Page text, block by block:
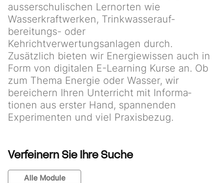
ausserschulischen Lernorten wie
Wasserkraftwerken, Trinkwasser­auf­
bereitungs- oder
Kehrichtverwertungsanlagen durch.
Zusätzlich bieten wir Energiewissen auch in
Form von digitalen E-Learning Kurse an. Ob
zum Thema Energie oder Wasser, wir
bereichern Ihren Unterricht mit Informa­
tionen aus erster Hand, spannenden
Experimenten und viel Praxisbezug.
Verfeinern Sie Ihre Suche
Alle Module